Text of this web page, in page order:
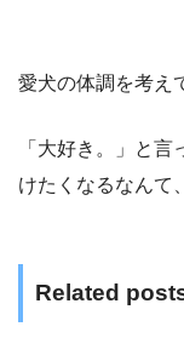
愛犬の体調を考え
「大好き。」と
けたくなるなんて
Related